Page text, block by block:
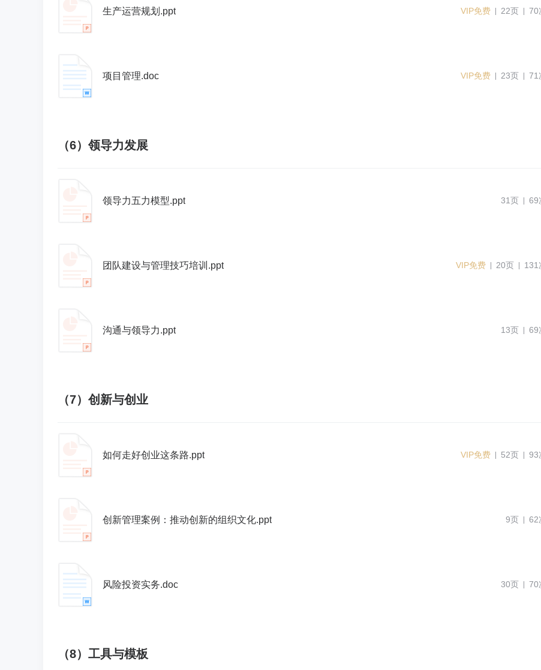
生产运营规划.ppt VIP免费 22页 70
项目管理.doc VIP免费 23页 71
（6）领导力发展
领导力五力模型.ppt 31页 69
团队建设与管理技巧培训.ppt VIP免费 20页 131
沟通与领导力.ppt 13页 69
（7）创新与创业
如何走好创业这条路.ppt VIP免费 52页 93
创新管理案例：推动创新的组织文化.ppt 9页 62
风险投资实务.doc 30页 70
（8）工具与模板